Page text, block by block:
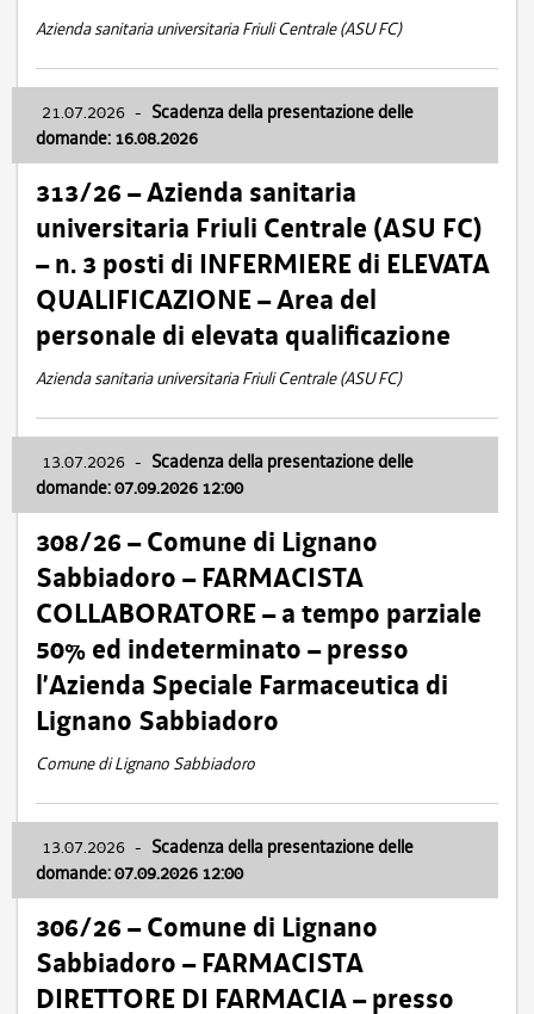
Azienda sanitaria universitaria Friuli Centrale (ASU FC)
21.07.2026 - Scadenza della presentazione delle
domande: 16.08.2026
313/26 – Azienda sanitaria
universitaria Friuli Centrale (ASU FC)
– n. 3 posti di INFERMIERE di ELEVATA
QUALIFICAZIONE – Area del
personale di elevata qualificazione
Azienda sanitaria universitaria Friuli Centrale (ASU FC)
13.07.2026 - Scadenza della presentazione delle
domande: 07.09.2026 12:00
308/26 – Comune di Lignano
Sabbiadoro – FARMACISTA
COLLABORATORE – a tempo parziale
50% ed indeterminato – presso
l’Azienda Speciale Farmaceutica di
Lignano Sabbiadoro
Comune di Lignano Sabbiadoro
13.07.2026 - Scadenza della presentazione delle
domande: 07.09.2026 12:00
306/26 – Comune di Lignano
Sabbiadoro – FARMACISTA
DIRETTORE DI FARMACIA – presso